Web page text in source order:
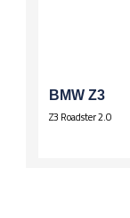
BMW Z3
Z3 Roadster 2.0